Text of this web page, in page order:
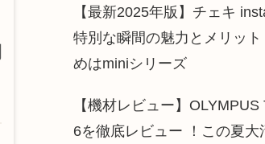
【最新2025年版】チェキ
特別な瞬間の魅力とメリッ
めはminiシリーズ
【機材レビュー】OLYMPUS
6を徹底レビュー ！この夏大